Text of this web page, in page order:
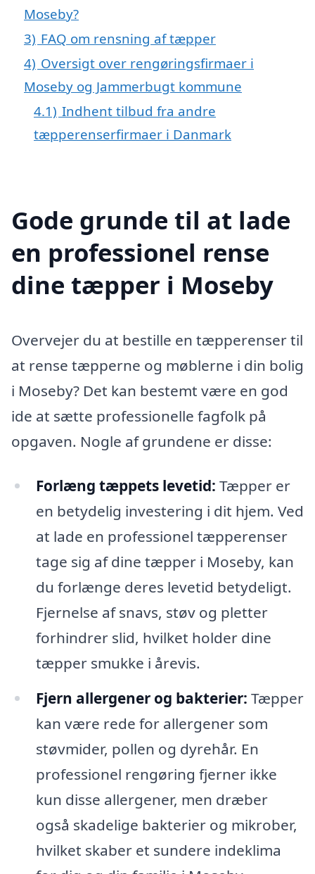
Moseby?
3) FAQ om rensning af tæpper
4) Oversigt over rengøringsfirmaer i
Moseby og Jammerbugt kommune
4.1) Indhent tilbud fra andre
tæpperenserfirmaer i Danmark
Gode grunde til at lade
en professionel rense
dine tæpper i Moseby
Overvejer du at bestille en tæpperenser til
at rense tæpperne og møblerne i din bolig
i Moseby? Det kan bestemt være en god
ide at sætte professionelle fagfolk på
opgaven. Nogle af grundene er disse:
Forlæng tæppets levetid: Tæpper er
en betydelig investering i dit hjem. Ved
at lade en professionel tæpperenser
tage sig af dine tæpper i Moseby, kan
du forlænge deres levetid betydeligt.
Fjernelse af snavs, støv og pletter
forhindrer slid, hvilket holder dine
tæpper smukke i årevis.
Fjern allergener og bakterier: Tæpper
kan være rede for allergener som
støvmider, pollen og dyrehår. En
professionel rengøring fjerner ikke
kun disse allergener, men dræber
også skadelige bakterier og mikrober,
hvilket skaber et sundere indeklima